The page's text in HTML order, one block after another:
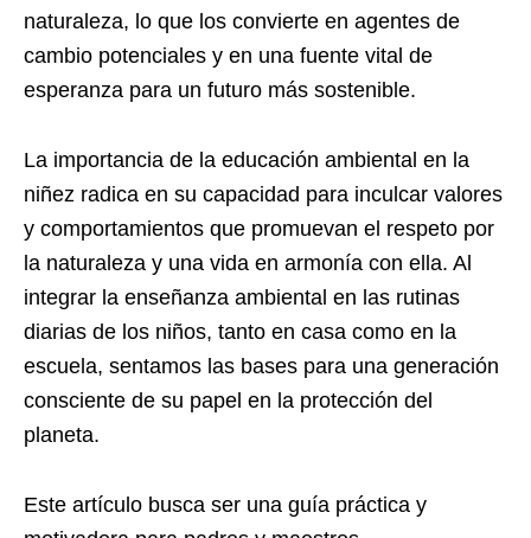
naturaleza, lo que los convierte en agentes de
cambio potenciales y en una fuente vital de
esperanza para un futuro más sostenible.
La importancia de la educación ambiental en la
niñez radica en su capacidad para inculcar valores
y comportamientos que promuevan el respeto por
la naturaleza y una vida en armonía con ella. Al
integrar la enseñanza ambiental en las rutinas
diarias de los niños, tanto en casa como en la
escuela, sentamos las bases para una generación
consciente de su papel en la protección del
planeta.
Este artículo busca ser una guía práctica y